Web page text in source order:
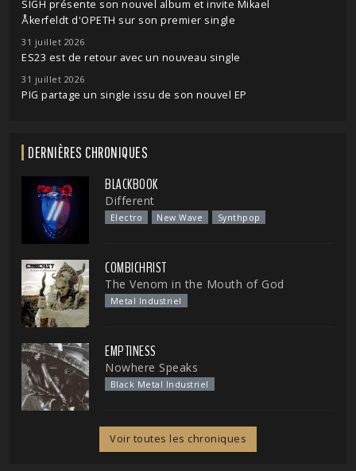
SIGH présente son nouvel album et invite Mikael
Åkerfeldt d'OPETH sur son premier single
31 juillet 2026
ES23 est de retour avec un nouveau single
31 juillet 2026
PIG partage un single issu de son nouvel EP
DERNIÈRES CHRONIQUES
BLACKBOOK
Different
Electro New Wave Synthpop
COMBICHRIST
The Venom in the Mouth of God
Metal Industriel
EMPTINESS
Nowhere Speaks
Black Metal Industriel
Voir toutes les chroniques